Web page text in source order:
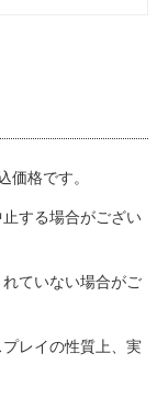
格です。
する場合がござい
ていない場合がご
レイの性質上、実